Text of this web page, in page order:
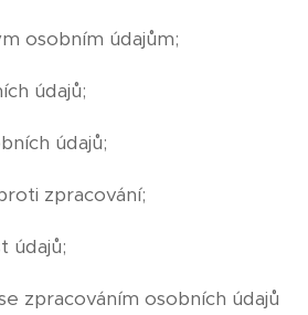
osobním údajům;
údajů;
údajů;
zpracování;
údajů;
zpracováním osobních údajů